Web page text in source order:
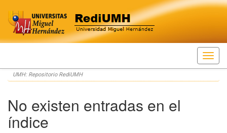
Skip
navigation
UMH: Repositorio RediUMH
No existen entradas en el
índice